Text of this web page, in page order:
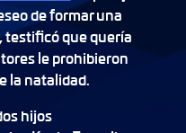
de formar una
que quería
le prohibieron
la natalidad.
hijos